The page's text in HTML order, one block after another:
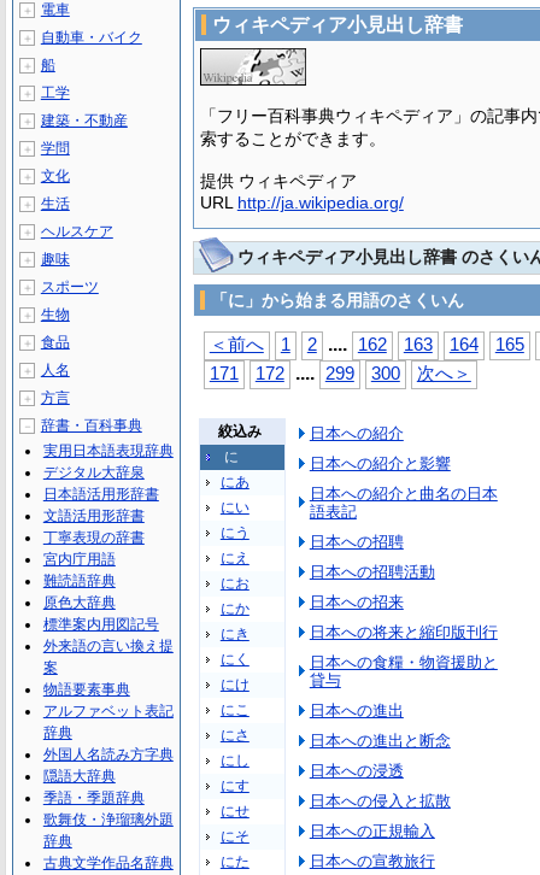
ウィキペディア小見出し辞書
「フリー百科事典ウィキペディア」の記事
索することができます。
提供 ウィキペディア
URL http://ja.wikipedia.org/
ウィキペディア小見出し辞書 のさくい
「に」から始まる用語のさくいん
＜前へ 1 2 .... 162 163 164
165
171
172 .... 299 300 次へ＞
絞込み
に
にあ
にい
にう
にえ
にお
にか
にき
にく
にけ
にこ
にさ
にし
にす
にせ
にそ
にた
日本への紹介
日本への紹介と影響
日本への紹介と曲名の日本
語表記
日本への招聘
日本への招聘活動
日本への招来
日本への将来と縮印版刊行
日本への食糧・物資援助と
貸与
日本への進出
日本への進出と断念
日本への浸透
日本への侵入と拡散
日本への正規輸入
日本への宣教旅行
＋ 電車
＋ 自動車・バイク
＋ 船
＋ 工学
＋ 建築・不動産
＋ 学問
＋ 文化
＋ 生活
＋ ヘルスケア
＋ 趣味
＋ スポーツ
＋ 生物
＋ 食品
＋ 人名
＋ 方言
－
辞書・百科事典
実用日本語表現辞典
デジタル大辞泉
日本語活用形辞書
文語活用形辞書
丁寧表現の辞書
宮内庁用語
難読語辞典
原色大辞典
標準案内用図記号
外来語の言い換え提
案
物語要素事典
アルファベット表記
辞典
外国人名読み方字典
隠語大辞典
季語・季題辞典
歌舞伎・浄瑠璃外題
辞典
古典文学作品名辞典